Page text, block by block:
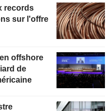
records
sur l'offre
de